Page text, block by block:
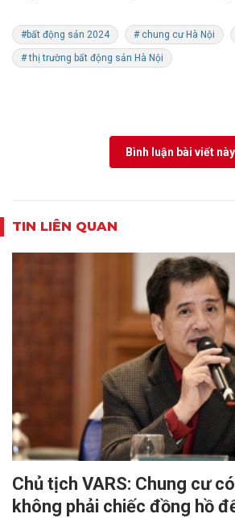
#bất động sản 2024 # chung cư Hà Nội
# thị trường bất động sản Hà Nội
Bình luận bài viết này
TIN LIÊN QUAN
Chủ tịch VARS: Chung cư
không phải chiếc đồng hồ